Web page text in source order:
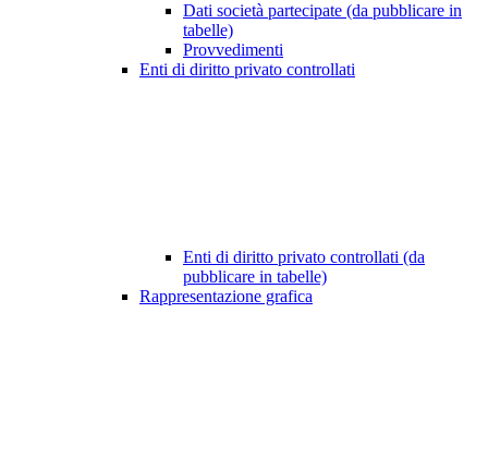
Dati società partecipate (da pubblicare in
tabelle)
Provvedimenti
Enti di diritto privato controllati
Enti di diritto privato controllati (da
pubblicare in tabelle)
Rappresentazione grafica